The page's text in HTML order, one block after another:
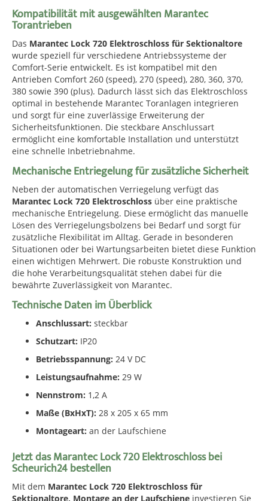
Kompatibilität mit ausgewählten Marantec
Torantrieben
Das Marantec Lock 720 Elektroschloss für Sektionaltore
wurde speziell für verschiedene Antriebssysteme der
Comfort-Serie entwickelt. Es ist kompatibel mit den
Antrieben Comfort 260 (speed), 270 (speed), 280, 360, 370,
380 sowie 390 (plus). Dadurch lässt sich das Elektroschloss
optimal in bestehende Marantec Toranlagen integrieren
und sorgt für eine zuverlässige Erweiterung der
Sicherheitsfunktionen. Die steckbare Anschlussart
ermöglicht eine komfortable Installation und unterstützt
eine schnelle Inbetriebnahme.
Mechanische Entriegelung für zusätzliche Sicherheit
Neben der automatischen Verriegelung verfügt das
Marantec Lock 720 Elektroschloss über eine praktische
mechanische Entriegelung. Diese ermöglicht das manuelle
Lösen des Verriegelungsbolzens bei Bedarf und sorgt für
zusätzliche Flexibilität im Alltag. Gerade in besonderen
Situationen oder bei Wartungsarbeiten bietet diese Funktion
einen wichtigen Mehrwert. Die robuste Konstruktion und
die hohe Verarbeitungsqualität stehen dabei für die
bewährte Zuverlässigkeit von Marantec.
Technische Daten im Überblick
Anschlussart: steckbar
Schutzart: IP20
Betriebsspannung: 24 V DC
Leistungsaufnahme: 29 W
Nennstrom: 1,2 A
Maße (BxHxT): 28 x 205 x 65 mm
Montageart: an der Laufschiene
Jetzt das Marantec Lock 720 Elektroschloss bei
Scheurich24 bestellen
Mit dem Marantec Lock 720 Elektroschloss für
Sektionaltore, Montage an der Laufschiene investieren Sie